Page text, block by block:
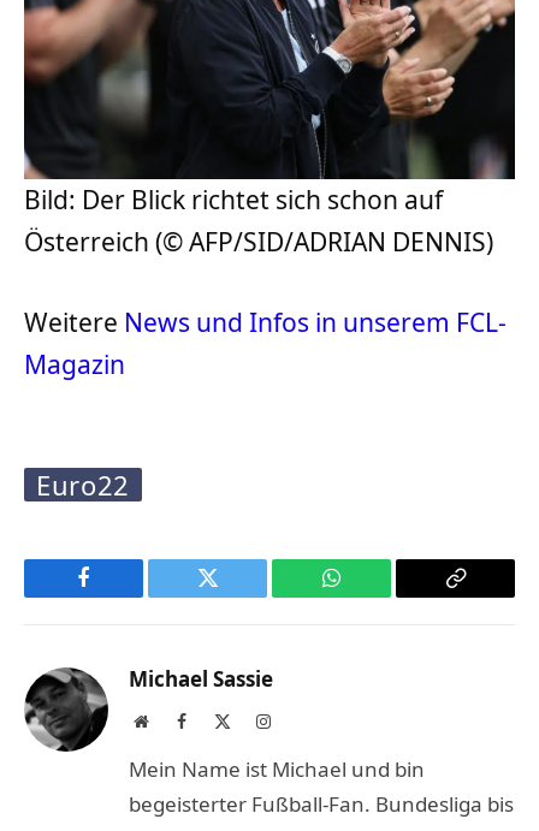
Bild: Der Blick richtet sich schon auf
Österreich (© AFP/SID/ADRIAN DENNIS)
Weitere News und Infos in unserem FCL-
Magazin
Euro22
Facebook Twitter WhatsApp
Copy
Michael Sassie
WebsiteFacebook Instagram
Mein Name ist Michael und bin
begeisterter Fußball-Fan. Bundesliga bis